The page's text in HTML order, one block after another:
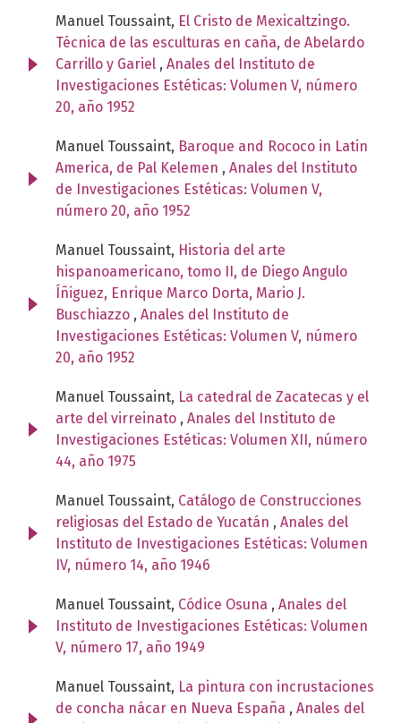
Manuel Toussaint, El Cristo de Mexicaltzingo.
Técnica de las esculturas en caña, de Abelardo
Carrillo y Gariel , Anales del Instituto de
Investigaciones Estéticas: Volumen V, número
20, año 1952
Manuel Toussaint, Baroque and Rococo in Latin
America, de Pal Kelemen , Anales del Instituto
de Investigaciones Estéticas: Volumen V,
número 20, año 1952
Manuel Toussaint, Historia del arte
hispanoamericano, tomo II, de Diego Angulo
Íñiguez, Enrique Marco Dorta, Mario J.
Buschiazzo , Anales del Instituto de
Investigaciones Estéticas: Volumen V, número
20, año 1952
Manuel Toussaint, La catedral de Zacatecas y el
arte del virreinato , Anales del Instituto de
Investigaciones Estéticas: Volumen XII, número
44, año 1975
Manuel Toussaint, Catálogo de Construcciones
religiosas del Estado de Yucatán , Anales del
Instituto de Investigaciones Estéticas: Volumen
IV, número 14, año 1946
Manuel Toussaint, Códice Osuna , Anales del
Instituto de Investigaciones Estéticas: Volumen
V, número 17, año 1949
Manuel Toussaint, La pintura con incrustaciones
de concha nácar en Nueva España , Anales del